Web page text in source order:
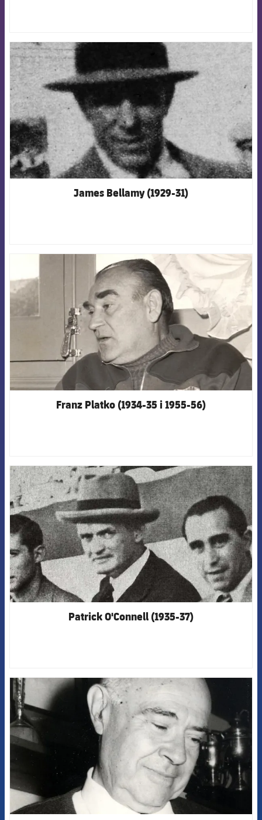
FCB Barcelona badge
James Bellamy (1929-31)
FCB Barcelona badge
Franz Platko (1934-35 i 1955-56)
FCB Barcelona badge
Patrick O'Connell (1935-37)
FCB Barcelona badge